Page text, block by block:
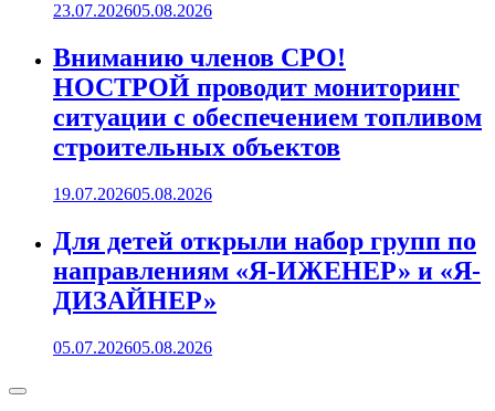
23.07.202605.08.2026
Вниманию членов СРО!
НОСТРОЙ проводит мониторинг
ситуации с обеспечением топливом
строительных объектов
19.07.202605.08.2026
Для детей открыли набор групп по
направлениям «Я-ИЖЕНЕР» и «Я-
ДИЗАЙНЕР»
05.07.202605.08.2026